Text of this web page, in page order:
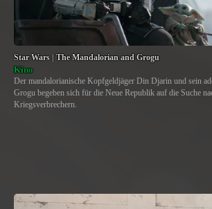
Star Wars | The Mandalorian and Grogu
Kino
Der mandalorianische Kopfgeldjäger Din Djarin und sein
Grogu begeben sich für die Neue Republik auf die Suche
Kriegsverbrechern.